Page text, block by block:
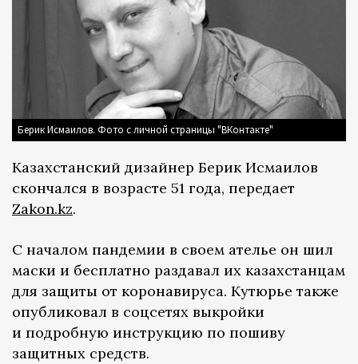
Берик Исмаилов. Фото с личной страницы "ВКонтакте"
Казахстанский дизайнер Берик Исмаилов
скончался в возрасте 51 года, передает
Zakon.kz.
С началом пандемии в своем ателье он шил
маски и бесплатно раздавал их казахстанцам
для защиты от коронавируса. Кутюрье также
опубликовал в соцсетях выкройки
и подробную инструкцию по пошиву
защитных средств.